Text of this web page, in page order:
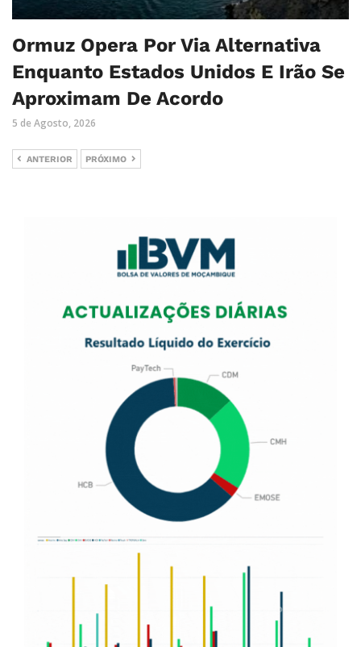
Ormuz Opera Por Via Alternativa
Enquanto Estados Unidos E Irão Se
Aproximam De Acordo
5 de Agosto, 2026
ANTERIOR PRÓXIMO